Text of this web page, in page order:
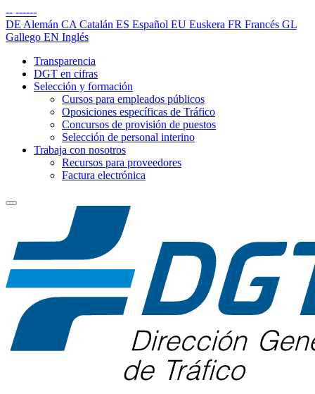
-- ------
DE Alemán CA Catalán ES Español EU Euskera FR Francés GL
Gallego EN Inglés
Transparencia
DGT en cifras
Selección y formación
Cursos para empleados públicos
Oposiciones específicas de Tráfico
Concursos de provisión de puestos
Selección de personal interino
Trabaja con nosotros
Recursos para proveedores
Factura electrónica